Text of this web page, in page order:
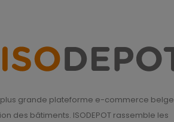
plus grande plateforme e-commerce belge
des bâtiments. ISODEPOT rassemble les